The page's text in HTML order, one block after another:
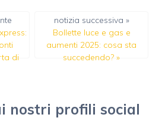
di
notizia successiva »
Bollette luce e gas e
aumenti 2025: cosa sta
succedendo? »
nostri profili social